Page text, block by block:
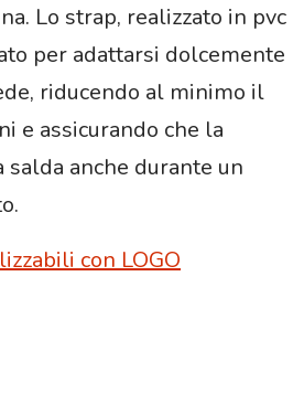
Lo strap, realizzato in pvc
per adattarsi dolcemente
riducendo al minimo il
e assicurando che la
salda anche durante un
con LOGO